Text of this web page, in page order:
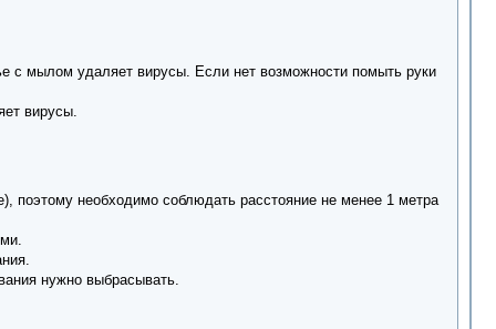
с мылом удаляет вирусы. Если нет возможности помыть руки
вирусы.
поэтому необходимо соблюдать расстояние не менее 1 метра
нужно выбрасывать.